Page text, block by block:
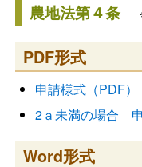
農地法第４条
PDF形式
申請様式（PDF）
2ａ未満の場合 申
Word形式